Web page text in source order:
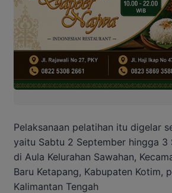
Pelaksanaan pelatihan itu digelar
yaitu Sabtu 2 September hingga 3
di Aula Kelurahan Sawahan,
Baru Ketapang, Kabupaten Kotim,
Kalimantan Tengah